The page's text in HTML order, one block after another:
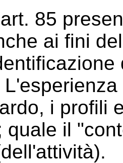
85
ai fini
i profili
quale il